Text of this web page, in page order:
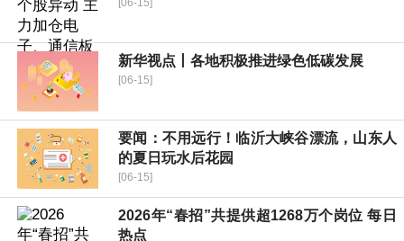
[06-15]
新华视点丨各地积极推进绿色低碳发展
[06-15]
要闻：不用远行！临沂大峡谷漂流，山东人
的夏日玩水后花园
[06-15]
2026年“春招”共提供超1268万个岗位 每日
热点